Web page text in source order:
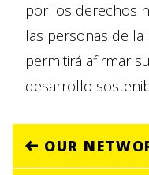
por los derechos
las personas de la
permitirá afirmar
desarrollo
OUR